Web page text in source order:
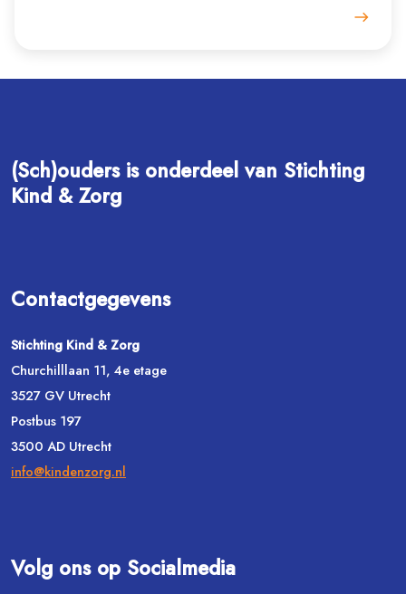
(Sch)ouders is onderdeel van Stichting
Kind & Zorg
Contactgegevens
Stichting Kind & Zorg
Churchilllaan 11, 4e etage
3527 GV Utrecht
Postbus 197
3500 AD Utrecht
info@kindenzorg.nl
Volg ons op Socialmedia